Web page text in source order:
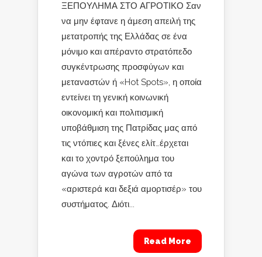
ΞΕΠΟΥΛΗΜΑ ΣΤΟ ΑΓΡΟΤΙΚΟ Σαν
να μην έφτανε η άμεση απειλή της
μετατροπής της Ελλάδας σε ένα
μόνιμο και απέραντο στρατόπεδο
συγκέντρωσης προσφύγων και
μεταναστών ή «Hot Spots», η οποία
εντείνει τη γενική κοινωνική
οικονομική και πολιτισμική
υποβάθμιση της Πατρίδας μας από
τις ντόπιες και ξένες ελίτ…έρχεται
και το χοντρό ξεπούλημα του
αγώνα των αγροτών από τα
«αριστερά και δεξιά αμορτισέρ» του
συστήματος. Διότι...
Read More